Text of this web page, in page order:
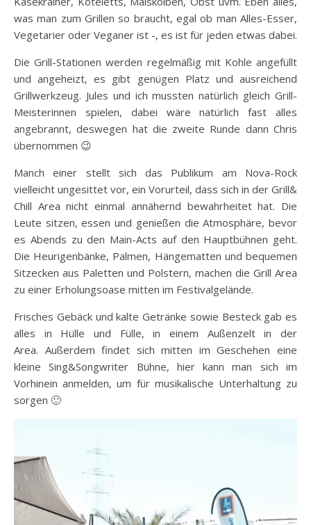
was man zum Grillen so braucht, egal ob man Alles-Esser,
Vegetarier oder Veganer ist -, es ist für jeden etwas dabei.
Die Grill-Stationen werden regelmäßig mit Kohle angefüllt
und angeheizt, es gibt genügen Platz und ausreichend
Grillwerkzeug. Jules und ich mussten natürlich gleich Grill-
Meisterinnen spielen, dabei wäre natürlich fast alles
angebrannt, deswegen hat die zweite Runde dann Chris
übernommen 😉
Manch einer stellt sich das Publikum am Nova-Rock
vielleicht ungesittet vor, ein Vorurteil, dass sich in der Grill&
Chill Area nicht einmal annähernd bewahrheitet hat. Die
Leute sitzen, essen und genießen die Atmosphäre, bevor
es Abends zu den Main-Acts auf den Hauptbühnen geht.
Die Heurigenbänke, Palmen, Hängematten und bequemen
Sitzecken aus Paletten und Polstern, machen die Grill Area
zu einer Erholungsoase mitten im Festivalgelände.
Frisches Gebäck und kalte Getränke sowie Besteck gab es
alles in Hülle und Fülle, in einem Außenzelt in der
Area. Außerdem findet sich mitten im Geschehen eine
kleine Sing&Songwriter Bühne, hier kann man sich im
Vorhinein anmelden, um für musikalische Unterhaltung zu
sorgen 🙂